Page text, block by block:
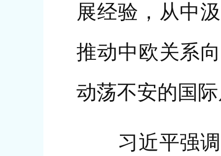
展经验，从中
推动中欧关系
动荡不安的国
习近平强调